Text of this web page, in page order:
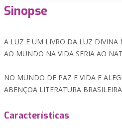
Sinopse
A LUZ E UM LIVRO DA LUZ DIVINA
AO MUNDO NA VIDA SERIA AO
NO MUNDO DE PAZ E VIDA E
ABENÇOA LITERATURA BRASILEIRA
Características